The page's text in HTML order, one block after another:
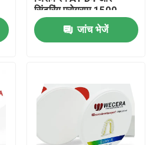
सिंटरिंग प्रोग्राम 1500
डिग्री डेंटल क्राउन के लिए
आदर्श है
जांच भेजें